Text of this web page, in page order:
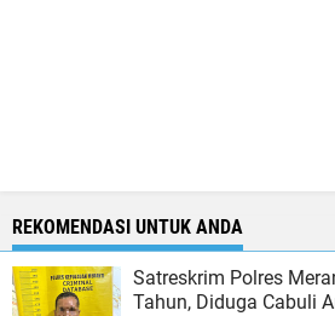
REKOMENDASI UNTUK ANDA
Satreskrim Polres
Tahun, Diduga Cabuli